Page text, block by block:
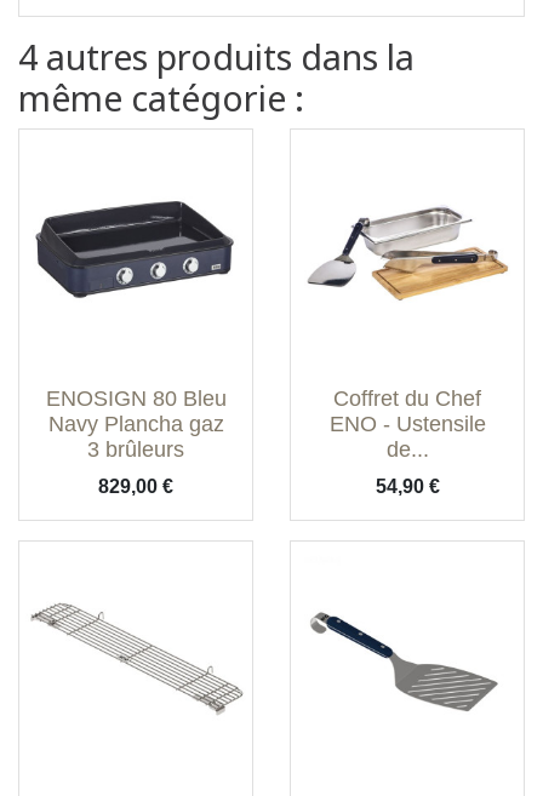
4 autres produits dans la
même catégorie :
ENOSIGN 80 Bleu
Navy Plancha gaz
3 brûleurs
Prix
829,00 €
Coffret du Chef
ENO - Ustensile
de...
Prix
54,90 €